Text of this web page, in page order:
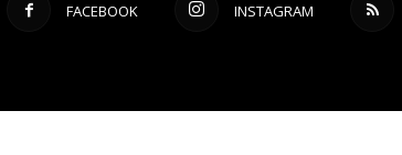
FACEBOOK INSTAGRAM